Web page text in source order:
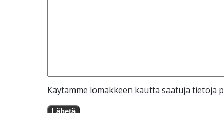
Käytämme lomakkeen kautta saatuja tietoja